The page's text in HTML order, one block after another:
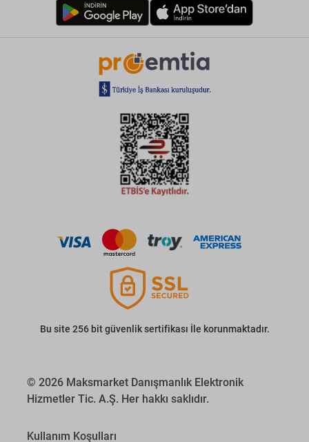
Bu site 256 bit güvenlik sertifikası İle korunmaktadır.
© 2026 Maksmarket Danışmanlık Elektronik
Hizmetler Tic. A.Ş. Her hakkı saklıdır.
Kullanım Koşulları